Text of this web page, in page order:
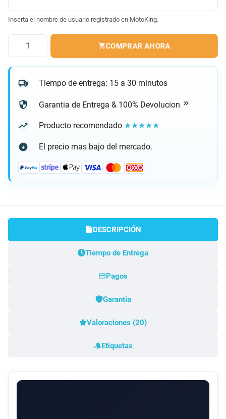
Inserta el nombre de usuario registrado en MotoKing.
Cantidad
COMPRAR AHORA
Tiempo de entrega: 15 a 30 minutos
Garantia de Entrega & 100% Devolucion
Producto recomendado ★★★★★
El precio mas bajo del mercado.
DESCRIPCIÓN
Tiempo de Entrega
Pagos
Garantia
Valoraciones (20)
Etiquetas